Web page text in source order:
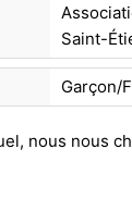
Saint-
Garçon/